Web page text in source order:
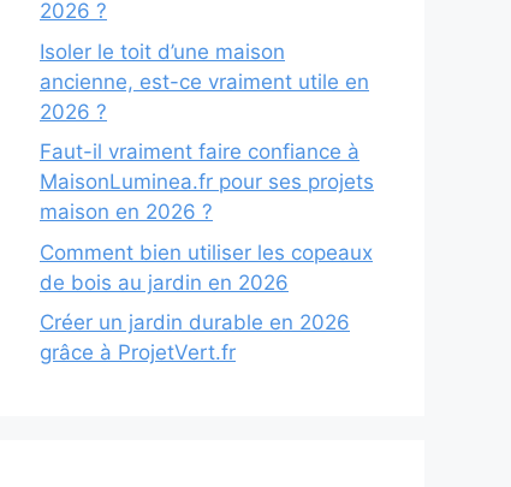
2026 ?
Isoler le toit d’une maison
ancienne, est-ce vraiment utile en
2026 ?
Faut-il vraiment faire confiance à
MaisonLuminea.fr pour ses projets
maison en 2026 ?
Comment bien utiliser les copeaux
de bois au jardin en 2026
Créer un jardin durable en 2026
grâce à ProjetVert.fr